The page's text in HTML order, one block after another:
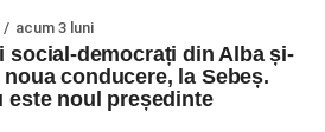
acum 3 luni
social-democrați din Alba și-
noua conducere, la Sebeș.
este noul președinte